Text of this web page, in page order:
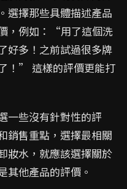
選擇那些具體描述產品
，例如：“用了這個洗
好多！之前試過很多牌
！” 這樣的評價更能打
一些沒有針對性的評
銷售重點，選擇最相關
妝水，就應該選擇關於
其他產品的評價。